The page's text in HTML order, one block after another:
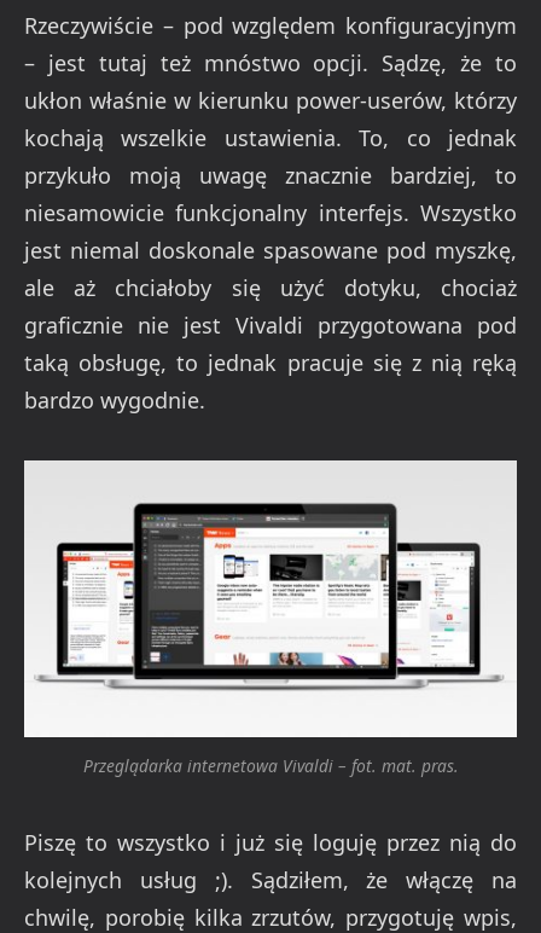
Rzeczywiście – pod względem konfiguracyjnym
– jest tutaj też mnóstwo opcji. Sądzę, że to
ukłon właśnie w kierunku power-userów, którzy
kochają wszelkie ustawienia. To, co jednak
przykuło moją uwagę znacznie bardziej, to
niesamowicie funkcjonalny interfejs. Wszystko
jest niemal doskonale spasowane pod myszkę,
ale aż chciałoby się użyć dotyku, chociaż
graficznie nie jest Vivaldi przygotowana pod
taką obsługę, to jednak pracuje się z nią ręką
bardzo wygodnie.
Przeglądarka internetowa Vivaldi – fot. mat. pras.
Piszę to wszystko i już się loguję przez nią do
kolejnych usług ;). Sądziłem, że włączę na
chwilę, porobię kilka zrzutów, przygotuję wpis,